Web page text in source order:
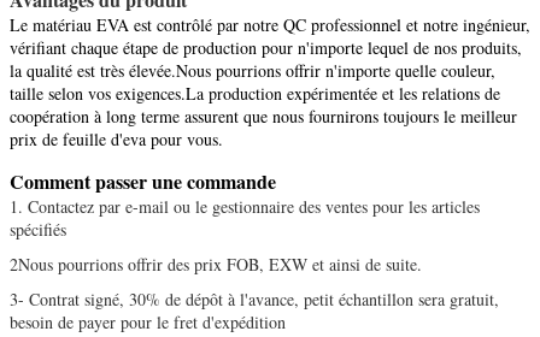
Le matériau EVA est contrôlé par notre QC professionnel et notre ingénieur,
vérifiant chaque étape de production pour n'importe lequel de nos produits,
la qualité est très élevée.Nous pourrions offrir n'importe quelle couleur,
taille selon vos exigences.La production expérimentée et les relations de
coopération à long terme assurent que nous fournirons toujours le meilleur
prix de feuille d'eva pour vous.
Comment passer une commande
1. Contactez par e-mail ou le gestionnaire des ventes pour les articles
spécifiés
2Nous pourrions offrir des prix FOB, EXW et ainsi de suite.
3- Contrat signé, 30% de dépôt à l'avance, petit échantillon sera gratuit,
besoin de payer pour le fret d'expédition